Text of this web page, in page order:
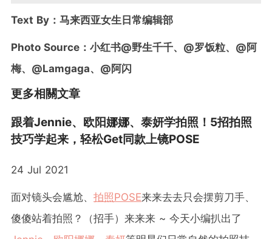
Text By：马来西亚女生日常编辑部
Photo Source：小红书@野生千千、@罗饭粒、@阿
梅、@Lamgaga、@阿闪
更多相關文章
跟着Jennie、欧阳娜娜、泰妍学拍照！5招拍照
技巧学起来，轻松Get同款上镜POSE
24 Jul 2021
面对镜头会尴尬、 拍照POSE来来去去只会摆剪刀手、
傻傻站着拍照？（招手）来来来 ~ 今天小编扒出了